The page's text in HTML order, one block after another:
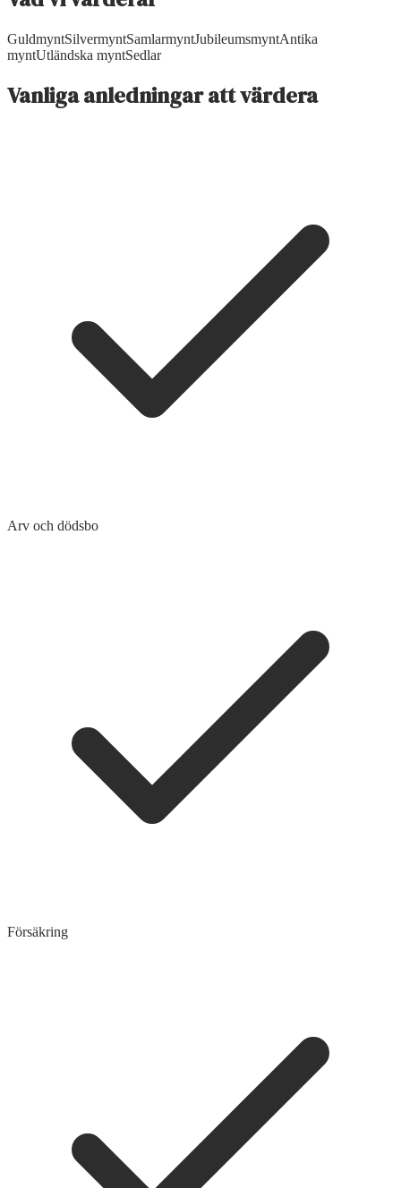
GuldmyntSilvermyntSamlarmyntJubileumsmyntAntika
myntUtländska myntSedlar
Vanliga anledningar att värdera
Arv och dödsbo
Försäkring